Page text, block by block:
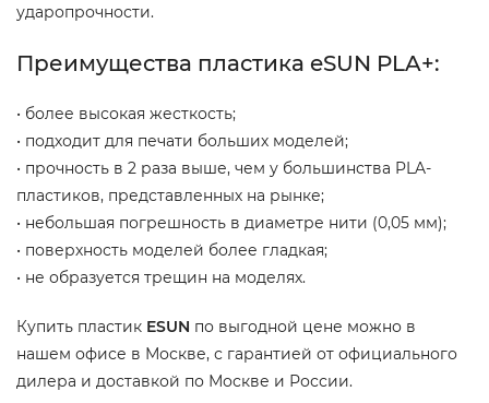
ударопрочности.
Преимущества пластика eSUN PLA+:
• более высокая жесткость;
• подходит для печати больших моделей;
• прочность в 2 раза выше, чем у большинства PLA-
пластиков, представленных на рынке;
• небольшая погрешность в диаметре нити (0,05 мм);
• поверхность моделей более гладкая;
• не образуется трещин на моделях.
Купить пластик ESUN по выгодной цене можно в
нашем офисе в Москве, с гарантией от официального
дилера и доставкой по Москве и России.